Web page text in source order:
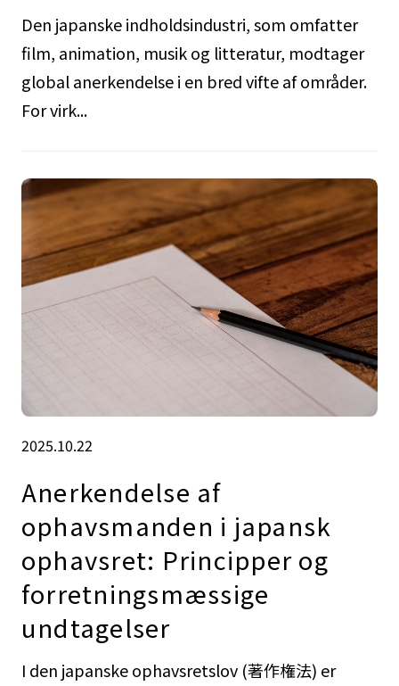
Den japanske indholdsindustri, som omfatter
film, animation, musik og litteratur, modtager
global anerkendelse i en bred vifte af områder.
For virk...
2025.10.22
Anerkendelse af
ophavsmanden i japansk
ophavsret: Principper og
forretningsmæssige
undtagelser
I den japanske ophavsretslov (著作権法) er